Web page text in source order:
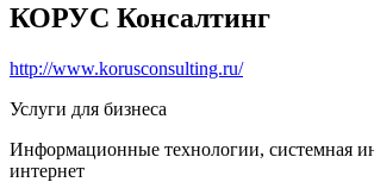
КОРУС Консалтинг
http://www.korusconsulting.ru/
Услуги для бизнеса
Информационные технологии, системная
интернет